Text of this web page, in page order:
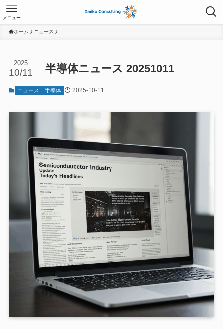
メニュー
ホーム ニュース
半導体ニュース 20251011
2025
10/11
ニュース 半導体 2025-10-11